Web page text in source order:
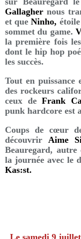
Gallagher nous
et queNinho,
sommet du game.
la première fois
dont le hip hop
les succès.
Tout en puissance
des rockeurs
ceux de Frank
punk hardcore est
Coups de cœur
découvrir Aime
Beauregard,
la journée avec le
Kas:st.
Le samedi 9 juillet